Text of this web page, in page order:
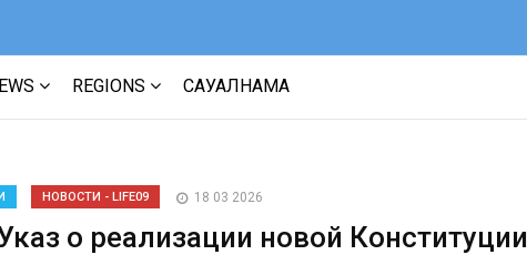
REGIONS САУАЛНАМА
НОВОСТИ - LIFE09 18 03 2026
о реализации новой Конституции